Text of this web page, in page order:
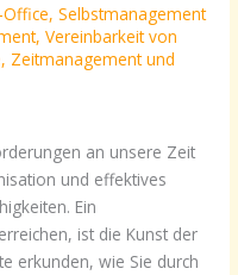
,Selbstmanagement
,Vereinbarkeit von
, Zeitmanagement und
an unsere Zeit
und effektives
Ein
ist die Kunst der
erkunden, wie Sie durch